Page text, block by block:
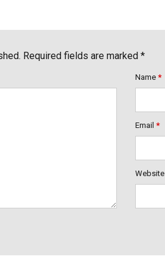
Required fields are marked *
Name *
Email *
Website